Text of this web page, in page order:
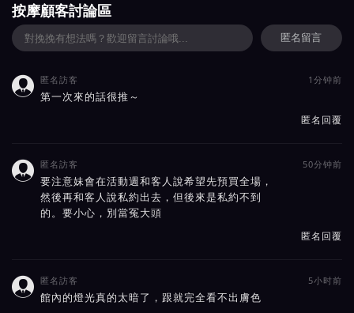
按摩顧客討論區
匿名留言
 匿名訪客 1分钟前
第一次來的話很推～
匿名回覆
 匿名訪客 50分钟前
要注意妹會在活動週和客人說希望先預買全場，
然後再和客人說私約出去，但後來是私約不到
的。要小心，別當冤大頭
匿名回覆
 匿名訪客 5小时前
館內的燈光真的太暗了，跟就完全看不出膚色